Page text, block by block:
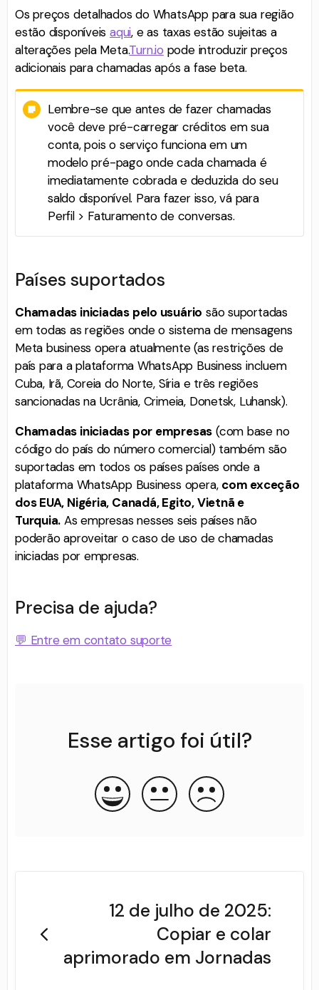
Os preços detalhados do WhatsApp para sua região
estão disponíveisaqui, e as taxas estão sujeitas a
alterações pela Meta.Turn.io pode introduzir preços
adicionais para chamadas após a fase beta.
Lembre-se que antes de fazer chamadas
você deve pré-carregar créditos em sua
conta, pois o serviço funciona em um
modelo pré-pago onde cada chamada é
imediatamente cobrada e deduzida do seu
saldo disponível. Para fazer isso, vá para
Perfil > Faturamento de conversas.
Países suportados
Chamadas iniciadas pelo usuário são suportadas
em todas as regiões onde o sistema de mensagens
Meta business opera atualmente (as restrições de
país para a plataforma WhatsApp Business incluem
Cuba, Irã, Coreia do Norte, Síria e três regiões
sancionadas na Ucrânia, Crimeia, Donetsk, Luhansk).
Chamadas iniciadas por empresas (com base no
código do país do número comercial) também são
suportadas em todos os países países onde a
plataforma WhatsApp Business opera, com exceção
dos EUA, Nigéria, Canadá, Egito, Vietnã e
Turquia. As empresas nesses seis países não
poderão aproveitar o caso de uso de chamadas
iniciadas por empresas.
Precisa de ajuda?
💬 Entre em contato suporte
Esse artigo foi útil?
12 de julho de 2025:
Copiar e colar
aprimorado em Jornadas